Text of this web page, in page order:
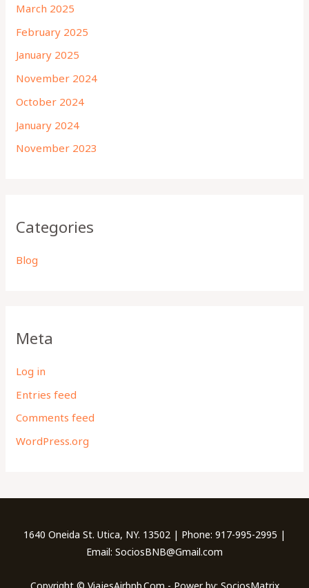
March 2025
February 2025
January 2025
November 2024
October 2024
January 2024
November 2023
Categories
Blog
Meta
Log in
Entries feed
Comments feed
WordPress.org
1640 Oneida St. Utica, NY. 13502 | Phone: 917-995-2995 |
Email: SociosBNB@Gmail.com